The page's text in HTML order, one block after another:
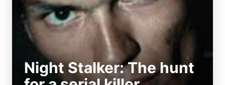
Night Stalker: The hunt